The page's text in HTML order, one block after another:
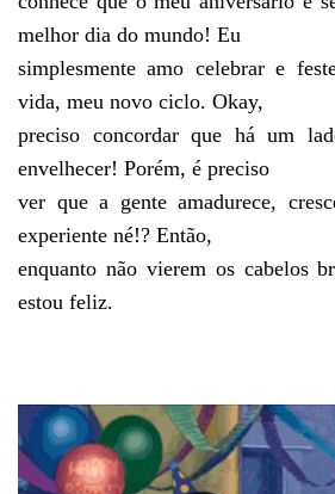
melhor dia do mundo! Eu
simplesmente amo celebrar e
vida, meu novo ciclo. Okay,
preciso concordar que há um
envelhecer! Porém, é preciso
ver que a gente amadurece,
experiente né!? Então,
enquanto não vierem os cabelos
estou feliz.